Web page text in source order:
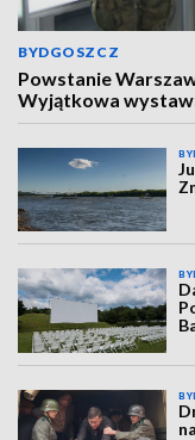
BYDGOSZCZ
Powstanie
Wyjątkowa